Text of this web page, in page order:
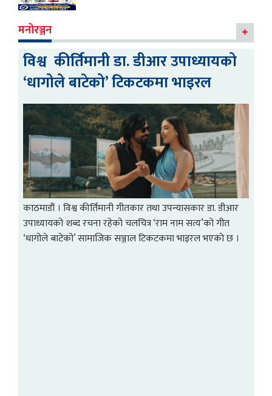
मनोरञ्जन
विश्व कीर्तिमानी डा. डीआर उपाध्यायको
‘धागोले बाटेको’ टिकटकमा भाइरल
काठमाडौं । विश्व कीर्तिमानी गीतकार तथा उपन्यासकार डा. डीआर
उपाध्यायको शब्द रचना रहेको चलचित्र ‘राम नाम सत्य’को गीत
‘धागोले बाटेको’ सामाजिक सञ्जाल टिकटकमा भाइरल भएको छ ।